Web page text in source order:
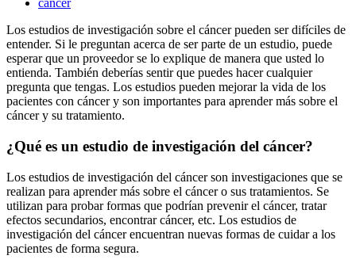
cáncer
Los estudios de investigación sobre el cáncer pueden ser difíciles de
entender. Si le preguntan acerca de ser parte de un estudio, puede
esperar que un proveedor se lo explique de manera que usted lo
entienda. También deberías sentir que puedes hacer cualquier
pregunta que tengas. Los estudios pueden mejorar la vida de los
pacientes con cáncer y son importantes para aprender más sobre el
cáncer y su tratamiento.
¿Qué es un estudio de investigación del cáncer?
Los estudios de investigación del cáncer son investigaciones que se
realizan para aprender más sobre el cáncer o sus tratamientos. Se
utilizan para probar formas que podrían prevenir el cáncer, tratar
efectos secundarios, encontrar cáncer, etc. Los estudios de
investigación del cáncer encuentran nuevas formas de cuidar a los
pacientes de forma segura.